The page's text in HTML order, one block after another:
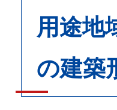
用途地
の建築